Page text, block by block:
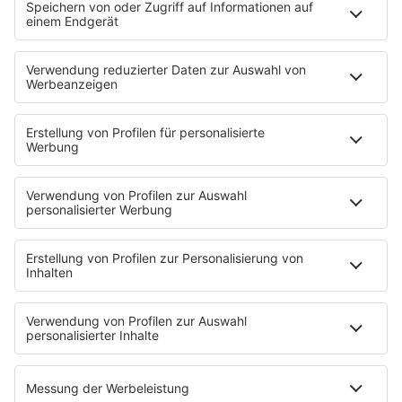
Neues Netzwerk für humanoide Robotik
entsteht
Die IHK Reutlingen baut ein neues Netzwerk für
humanoide Robotik in der Region auf. Ziel ist es,
Unternehmen, Forschung und Start-ups enger zu
verbinden und Innovationen sichtbarer zu machen. …